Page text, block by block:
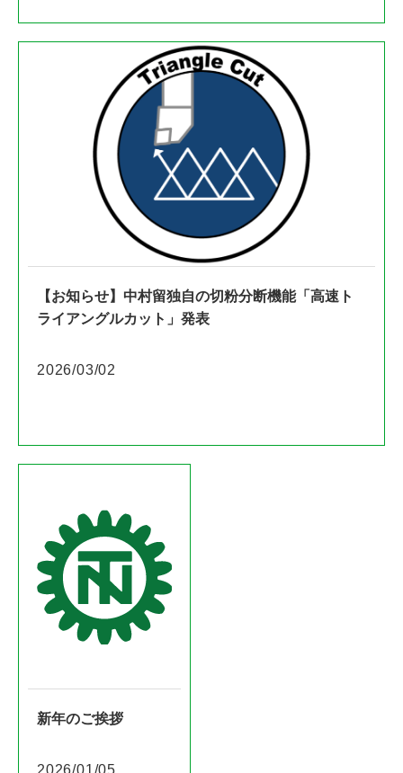
【お知らせ】中村留独自の切粉分断機能「高速ト
ライアングルカット」発表
2026/03/02
新年のご挨拶
2026/01/05